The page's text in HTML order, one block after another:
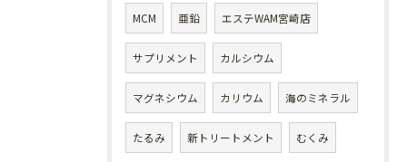
MCM 亜鉛 エステWAM宮崎店
サプリメント カルシウム
マグネシウム カリウム 海のミネラル
たるみ 新トリートメント むくみ